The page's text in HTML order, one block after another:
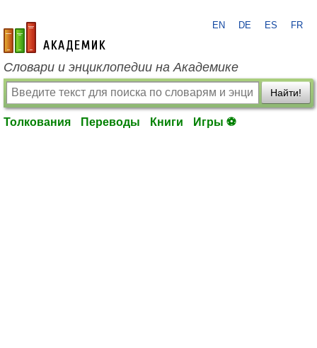
academic.ru
EN DE ES FR
Словари и энциклопедии на Академике
Найти!
Толкования Переводы Книги Игры ⚽